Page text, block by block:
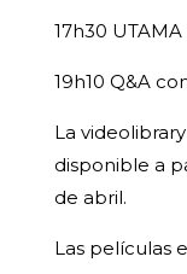
17h30 UTAMA
19h10 Q&A
La
disponible a
de abril.
Las películas